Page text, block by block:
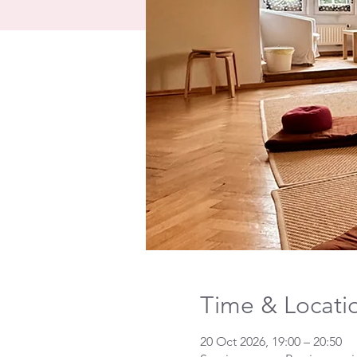
Time &
20 Oct 2026, 19:00 – 20:50